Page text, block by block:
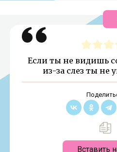
Если ты не видишь
из-за слез ты не
Вставить